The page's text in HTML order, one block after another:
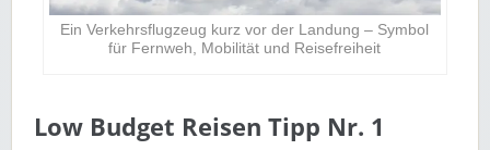
Ein Verkehrsflugzeug kurz vor der Landung – Symbol
für Fernweh, Mobilität und Reisefreiheit
Low Budget Reisen Tipp Nr. 1